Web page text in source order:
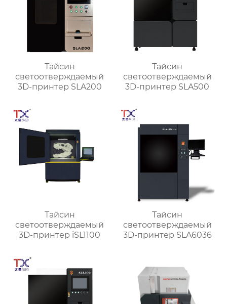
Тайсин
светоотверждаемый
3D-принтер SLA200
Тайсин
светоотверждаемый
3D-принтер SLA500
Тайсин
светоотверждаемый
3D-принтер iSL1100
Тайсин
светоотверждаемый
3D-принтер SLA6036